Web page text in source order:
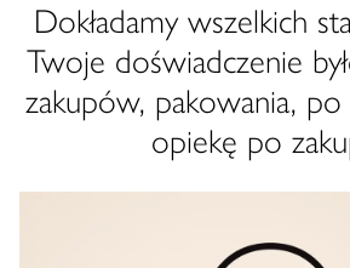
Dokładamy wszelkich
Twoje doświadczenie
zakupów, pakowania, po
opiekę po